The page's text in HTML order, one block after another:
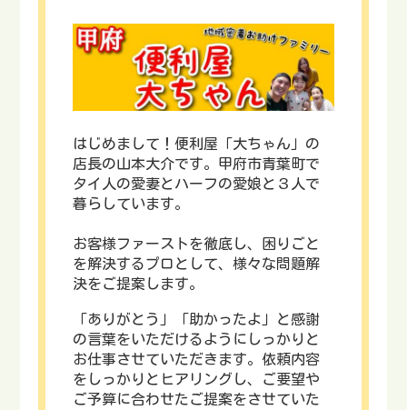
はじめまして！便利屋「大ちゃん」の
店長の山本大介です。甲府市青葉町で
タイ人の愛妻とハーフの愛娘と３人で
暮らしています。
お客様ファーストを徹底し、困りごと
を解決するプロとして、様々な問題解
決をご提案します。
「ありがとう」「助かったよ」と感謝
の言葉をいただけるようにしっかりと
お仕事させていただきます。依頼内容
をしっかりとヒアリングし、ご要望や
ご予算に合わせたご提案をさせていた